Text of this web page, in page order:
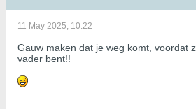
11 May 2025, 10:22
Gauw maken dat je weg komt, voordat
vader bent!!